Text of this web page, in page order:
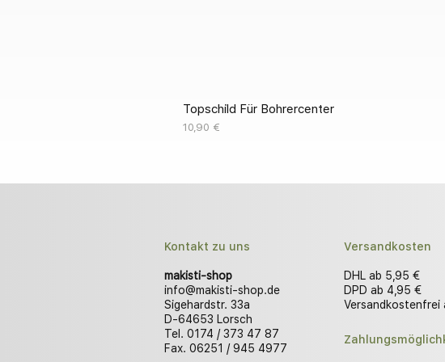
Topschild Für Bohrercenter
Preis
10,90 €
Kontakt zu uns
makisti-shop
info@makisti-shop.de
Sigehardstr. 33a
D-64653 Lorsch
Tel. 0174 / 373 47 87
Fax. 06251 / 945 4977
Versandkosten
DHL ab 5,95 €
DPD ab 4,95 €
Versandkostenfrei